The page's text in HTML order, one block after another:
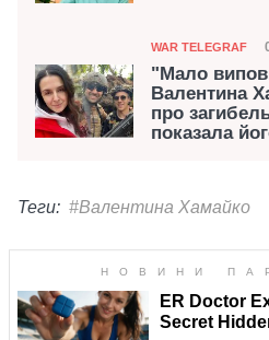
Категорія
WAR TELEGRAF
"Мало
Валентина
про
показала
Теги: #Валентина Хамайко